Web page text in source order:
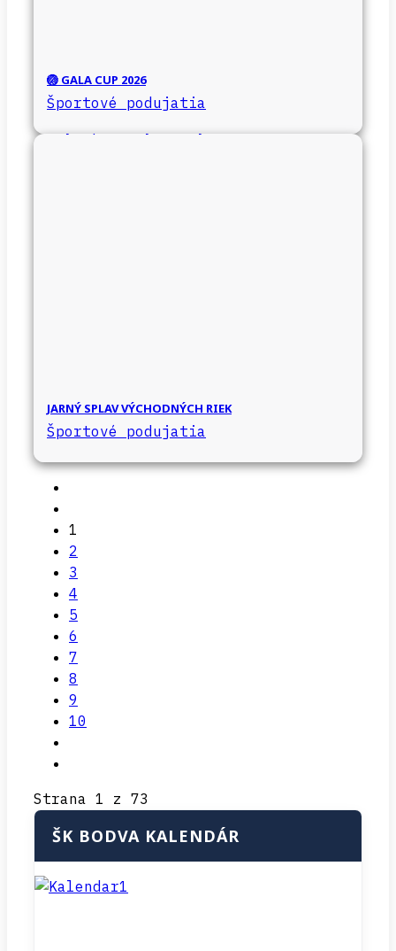
🏐 GALA CUP 2026
Športové podujatia
JARNÝ SPLAV VÝCHODNÝCH RIEK
Športové podujatia
1
2
3
4
5
6
7
8
9
10
Strana 1 z 73
ŠK BODVA KALENDÁR